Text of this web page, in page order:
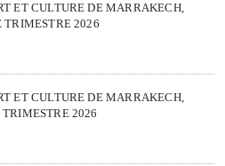
ET CULTURE DE MARRAKECH,
TRIMESTRE 2026
ET CULTURE DE MARRAKECH,
2026